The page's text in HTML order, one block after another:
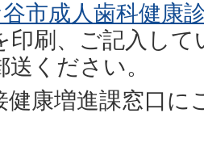
市成人歯科健康
印刷、ご記入し
ください。
康増進課窓口に